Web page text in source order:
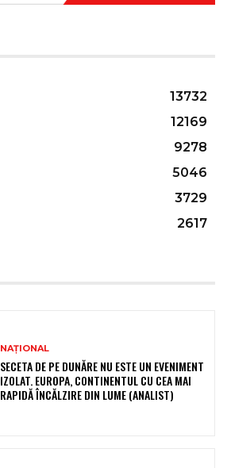
13732
12169
9278
5046
3729
2617
NAȚIONAL
SECETA DE PE DUNĂRE NU ESTE UN EVENIMENT
IZOLAT. EUROPA, CONTINENTUL CU CEA MAI
RAPIDĂ ÎNCĂLZIRE DIN LUME (ANALIST)